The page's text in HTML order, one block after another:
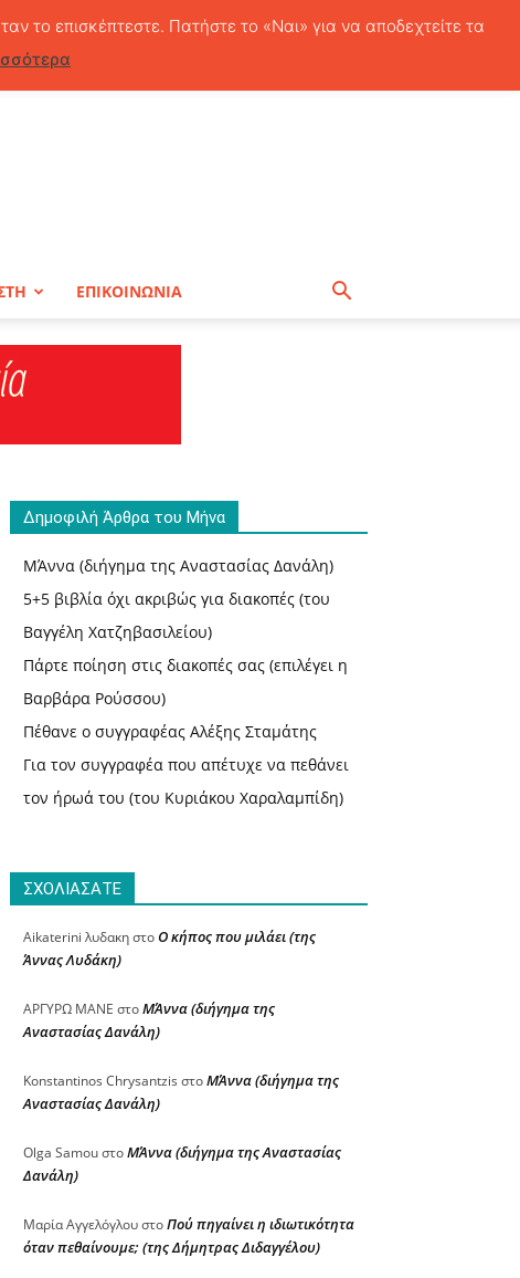
ΕΠΙΚΟΙΝΩΝΙΑ
Δημοφιλή Άρθρα του Μήνα
ΜΆννα (διήγημα της Αναστασίας Δανάλη)
5+5 βιβλία όχι ακριβώς για διακοπές (του
Βαγγέλη Χατζηβασιλείου)
Πάρτε ποίηση στις διακοπές σας (επιλέγει η
Βαρβάρα Ρούσσου)
Πέθανε ο συγγραφέας Αλέξης Σταμάτης
Για τον συγγραφέα που απέτυχε να πεθάνει
τον ήρωά του (του Κυριάκου Χαραλαμπίδη)
ΣΧΟΛΙΑΣΑΤΕ
Aikaterini λυδακηστοΟ κήπος που μιλάει (της
Άννας Λυδάκη)
ΑΡΓΥΡΩ ΜΑΝΕ στοΜΆννα (διήγημα της
Αναστασίας Δανάλη)
Konstantinos Chrysantzis στοΜΆννα (διήγημα της
Αναστασίας Δανάλη)
Olga SamouστοΜΆννα (διήγημα της Αναστασίας
Δανάλη)
Μαρία ΑγγελόγλουστοΠού πηγαίνει η ιδιωτικότητα
όταν πεθαίνουμε; (της Δήμητρας Διδαγγέλου)
το επισκέπτεστε. Πατήστε το «Ναι» για να αποδεχτείτε τα